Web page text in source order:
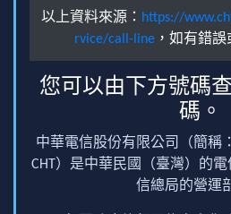
以上資料來源： https://
rvice/call-line ，如有錯
您可以由下方號碼
碼。
中華電信股份有限公司（簡稱
CHT）是中華民國（臺灣）的
信總局的營運